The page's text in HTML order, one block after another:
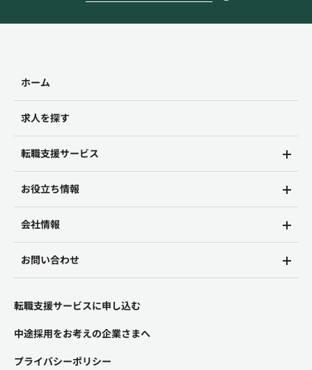
ホーム
求人を探す
転職支援サービス
お役立ち情報
会社情報
お問い合わせ
転職支援サービスに申し込む
中途採用をお考えの企業さまへ
プライバシーポリシー